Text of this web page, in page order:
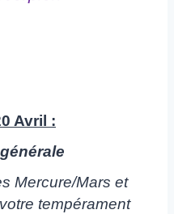
Avril :
Mercure/Mars et
tempérament